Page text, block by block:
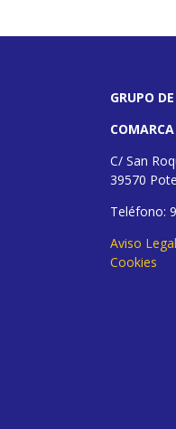
GRUPO
C/ San
39570
Teléfono:
Aviso Legal
Cookies